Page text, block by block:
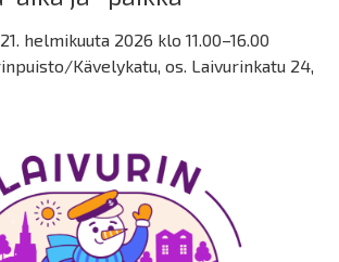
helmikuuta 2026 klo 11.00–16.00
Kävelykatu, os. Laivurinkatu 24,